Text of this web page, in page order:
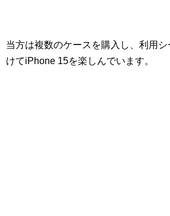
当方は複数のケースを購入し、利用
けてiPhone 15を楽しんでいます。